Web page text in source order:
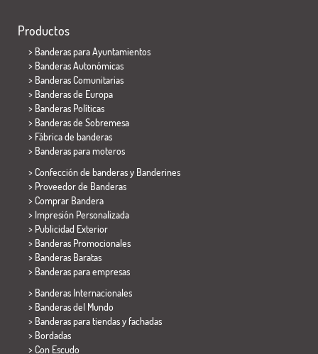
Productos
> Banderas para Ayuntamientos
> Banderas Autonómicas
> Banderas Comunitarias
> Banderas de Europa
> Banderas Políticas
> Banderas de Sobremesa
> Fábrica de banderas
> Banderas para moteros
> Confección de banderas y Banderines
> Proveedor de Banderas
> Comprar Bandera
> Impresión Personalizada
> Publicidad Exterior
> Banderas Promocionales
> Banderas Baratas
> Banderas para empresas
> Banderas Internacionales
> Banderas del Mundo
> Banderas para tiendas y fachadas
> Bordadas
> Con Escudo